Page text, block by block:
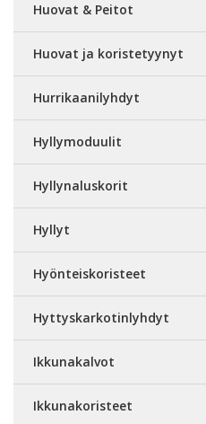
Huovat & Peitot
Huovat ja koristetyynyt
Hurrikaanilyhdyt
Hyllymoduulit
Hyllynaluskorit
Hyllyt
Hyönteiskoristeet
Hyttyskarkotinlyhdyt
Ikkunakalvot
Ikkunakoristeet